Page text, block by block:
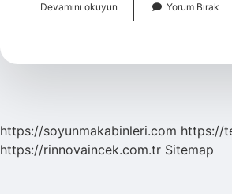
Devamını okuyun
Dişinde
Konuşuluyor
Yorum Bırak
https://soyunmakabinleri.com https://
https://rinnovaincek.com.tr Sitemap